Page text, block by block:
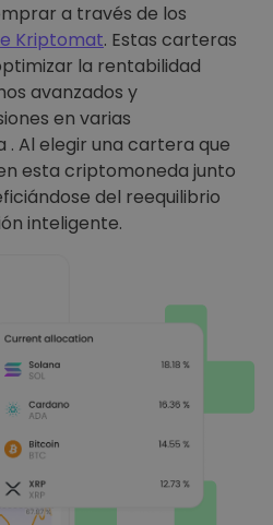
a través de los
Kriptomat. Estas carteras
la rentabilidad
avanzados y
en varias
Al elegir una cartera que
esta criptomoneda junto
del reequilibrio
inteligente.